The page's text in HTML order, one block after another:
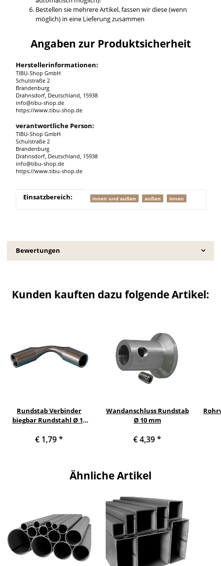
Bestellen sie mehrere Artikel, fassen wir diese (wenn
möglich) in eine Lieferung zusammen
Angaben zur Produktsicherheit
Herstellerinformationen:
TIBU-Shop GmbH
Schulstraße 2
Brandenburg
Drahnsdorf, Deutschland, 15938
info@tibu-shop.de
https://www.tibu-shop.de
verantwortliche Person:
TIBU-Shop GmbH
Schulstraße 2
Brandenburg
Drahnsdorf, Deutschland, 15938
info@tibu-shop.de
https://www.tibu-shop.de
Produkteigenschaft
Wert
Einsatzbereich: innen und außen außen innen
Bewertungen
Kunden kauften dazu folgende Artikel:
Rundstab Verbinder
biegbar Rundstahl Ø 10
€ 1,79*
Wandanschluss Rundstab
Ø 10 mm
€ 4,39*
Ähnliche Artikel